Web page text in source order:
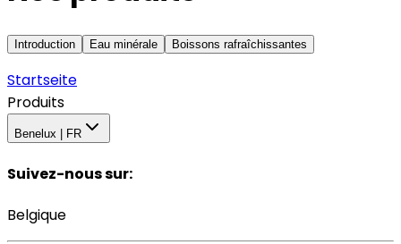
Introduction Eau minérale Boissons rafraîchissantes
Startseite
Produits
Benelux | FR
Suivez-nous sur:
Belgique